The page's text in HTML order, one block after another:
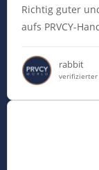
Richtig guter
aufs PRVCY-
rabbit
verifizierter